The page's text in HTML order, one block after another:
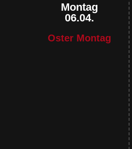
Montag
06.04.
Oster Montag